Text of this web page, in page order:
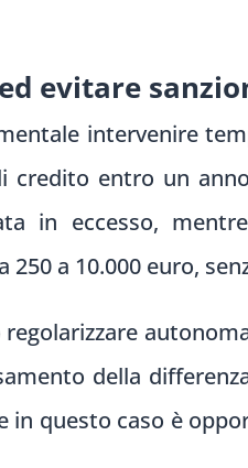
evitare
intervenire
entro un
in eccesso,
a 10.000 euro,
della
questo caso è